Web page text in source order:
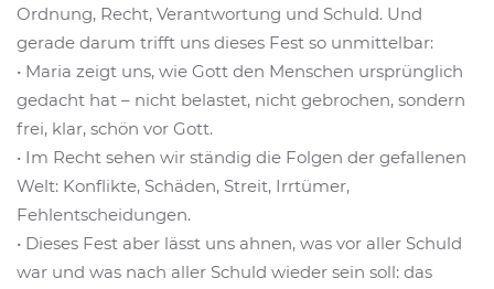
Ordnung, Recht, Verantwortung und Schuld. Und
gerade darum trifft uns dieses Fest so unmittelbar:
• Maria zeigt uns, wie Gott den Menschen ursprünglich
gedacht hat – nicht belastet, nicht gebrochen, sondern
frei, klar, schön vor Gott.
• Im Recht sehen wir ständig die Folgen der gefallenen
Welt: Konflikte, Schäden, Streit, Irrtümer,
Fehlentscheidungen.
• Dieses Fest aber lässt uns ahnen, was vor aller Schuld
war und was nach aller Schuld wieder sein soll: das